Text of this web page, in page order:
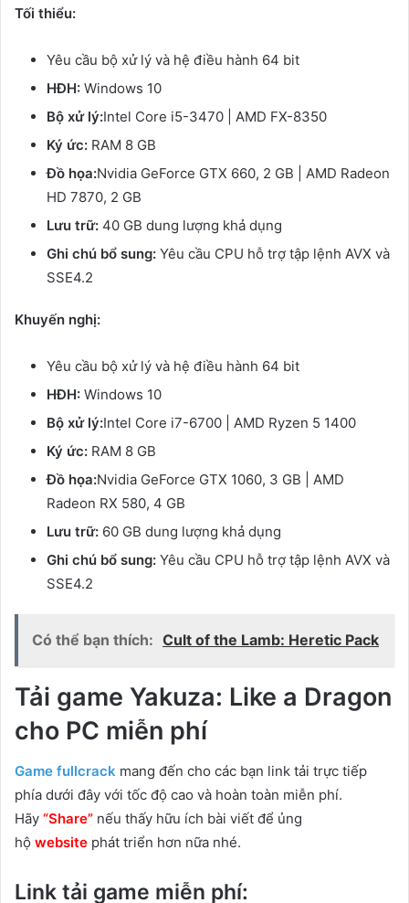
Tối thiểu:
Yêu cầu bộ xử lý và hệ điều hành 64 bit
HĐH: Windows 10
Bộ xử lý:Intel Core i5-3470 | AMD FX-8350
Ký ức: RAM 8 GB
Đồ họa:Nvidia GeForce GTX 660, 2 GB | AMD Radeon
HD 7870, 2 GB
Lưu trữ: 40 GB dung lượng khả dụng
Ghi chú bổ sung: Yêu cầu CPU hỗ trợ tập lệnh AVX và
SSE4.2
Khuyến nghị:
Yêu cầu bộ xử lý và hệ điều hành 64 bit
HĐH: Windows 10
Bộ xử lý:Intel Core i7-6700 | AMD Ryzen 5 1400
Ký ức: RAM 8 GB
Đồ họa:Nvidia GeForce GTX 1060, 3 GB | AMD
Radeon RX 580, 4 GB
Lưu trữ: 60 GB dung lượng khả dụng
Ghi chú bổ sung: Yêu cầu CPU hỗ trợ tập lệnh AVX và
SSE4.2
Có thể bạn thích: Cult of the Lamb: Heretic Pack
Tải game Yakuza: Like a Dragon
cho PC miễn phí
Game fullcrack mang đến cho các bạn link tải trực tiếp
phía dưới đây với tốc độ cao và hoàn toàn miễn phí.
Hãy “Share” nếu thấy hữu ích bài viết để ủng
hộ website phát triển hơn nữa nhé.
Link tải game miễn phí: